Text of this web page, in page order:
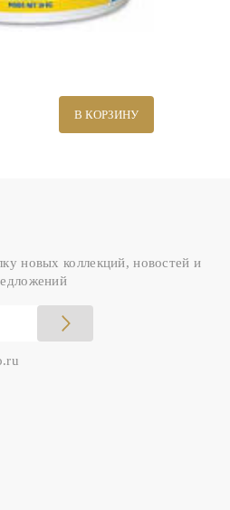
В КОРЗИНУ
новых коллекций, новостей и